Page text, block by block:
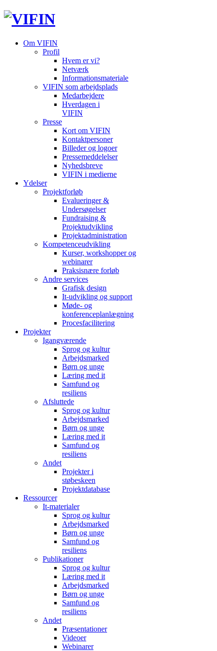
Om VIFIN
Profil
Hvem er vi?
Netværk
Informationsmateriale
VIFIN som arbejdsplads
Medarbejdere
Hverdagen i
VIFIN
Presse
Kort om VIFIN
Kontaktpersoner
Billeder og logoer
Pressemeddelelser
Nyhedsbreve
VIFIN i medierne
Ydelser
Projektforløb
Evalueringer &
Undersøgelser
Fundraising &
Projektudvikling
Projektadministration
Kompetenceudvikling
Kurser, workshopper og
webinarer
Praksisnære forløb
Andre services
Grafisk design
It-udvikling og support
Møde- og
konferenceplanlægning
Procesfacilitering
Projekter
Igangværende
Sprog og kultur
Arbejdsmarked
Børn og unge
Læring med it
Samfund og
resiliens
Afsluttede
Sprog og kultur
Arbejdsmarked
Børn og unge
Læring med it
Samfund og
resiliens
Andet
Projekter i
støbeskeen
Projektdatabase
Ressourcer
It-materialer
Sprog og kultur
Arbejdsmarked
Børn og unge
Samfund og
resiliens
Publikationer
Sprog og kultur
Læring med it
Arbejdsmarked
Børn og unge
Samfund og
resiliens
Andet
Præsentationer
Videoer
Webinarer